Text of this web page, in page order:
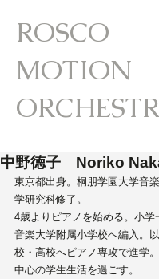
ROSCO
MOTION
中野徳子 Noriko
東京都出身。桐朋学園大学音
学研究科修了。
4歳よりピアノを始める。小学
音楽大学附属小学校へ編入。
校・高校へピアノ専攻で進学
中心の学生生活を過ごす。